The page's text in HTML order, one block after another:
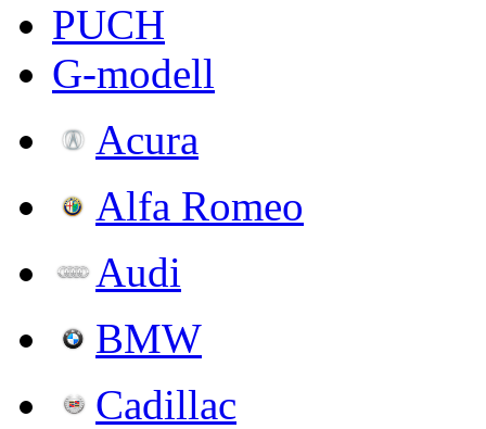
PUCH
G-modell
Acura
Alfa Romeo
Audi
BMW
Cadillac